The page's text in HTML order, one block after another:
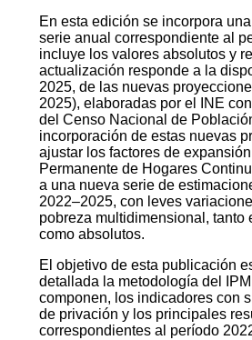
En esta edición se incorpora
serie anual correspondiente al
incluye los valores absolutos y
actualización responde a la
2025, de las nuevas
2025), elaboradas por el INE
del Censo Nacional de
incorporación de estas nuevas
ajustar los factores de
Permanente de Hogares
a una nueva serie de
2022–2025, con leves
pobreza multidimensional, tanto
como absolutos.
El objetivo de esta publicación
detallada la metodología del
componen, los indicadores con
de privación y los principales
correspondientes al período